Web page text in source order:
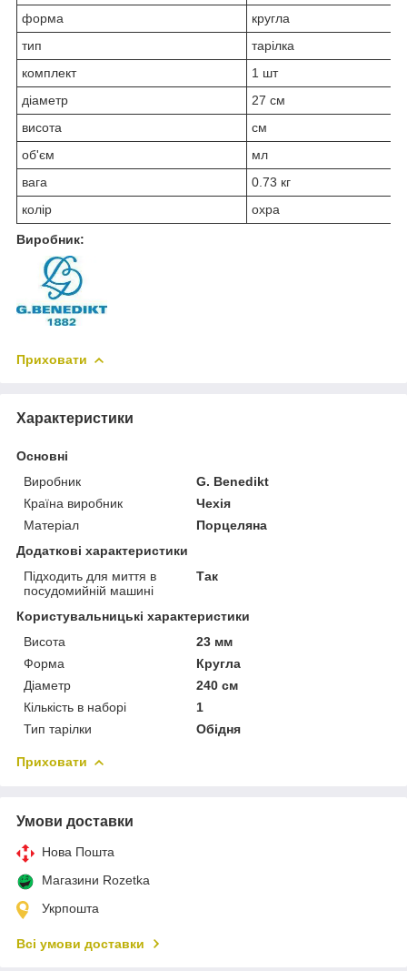
форма
кругла
тип
тарілка
комплект
1 шт
діаметр
27 см
висота
см
об'єм
мл
вага
0.73 кг
колір
охра
Виробник:
Приховати
Характеристики
Основні
Виробник
G. Benedikt
Країна виробник
Чехія
Матеріал
Порцеляна
Додаткові характеристики
Підходить для миття в
посудомийній машині
Так
Користувальницькі характеристики
Висота
23 мм
Форма
Кругла
Діаметр
240 см
Кількість в наборі
1
Тип тарілки
Обідня
Приховати
Умови доставки
Нова Пошта
Магазини Rozetka
Укрпошта
Всі умови доставки